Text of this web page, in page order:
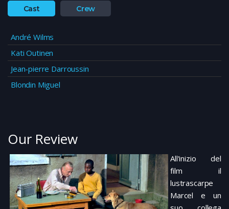
Cast Crew
André Wilms
Kati Outinen
Jean-pierre Darroussin
Blondin Miguel
Our Review
All'inizio del
film il
lustrascarpe
Marcel e un